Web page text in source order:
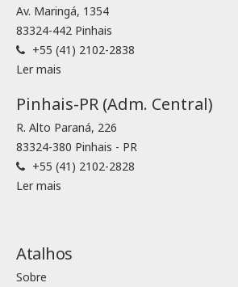
Av. Maringá, 1354
83324-442 Pinhais
+55 (41) 2102-2838
Ler mais
Pinhais-PR (Adm. Central)
R. Alto Paraná, 226
83324-380 Pinhais - PR
+55 (41) 2102-2828
Ler mais
Atalhos
Sobre